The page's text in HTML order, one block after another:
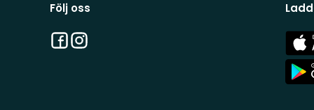
Följ oss
Facebook
Instagram
App
Store
App
Store